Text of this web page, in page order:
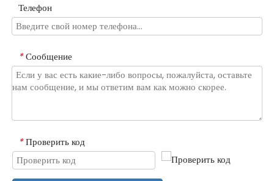
Телефон
* Сообщение
* Проверить код